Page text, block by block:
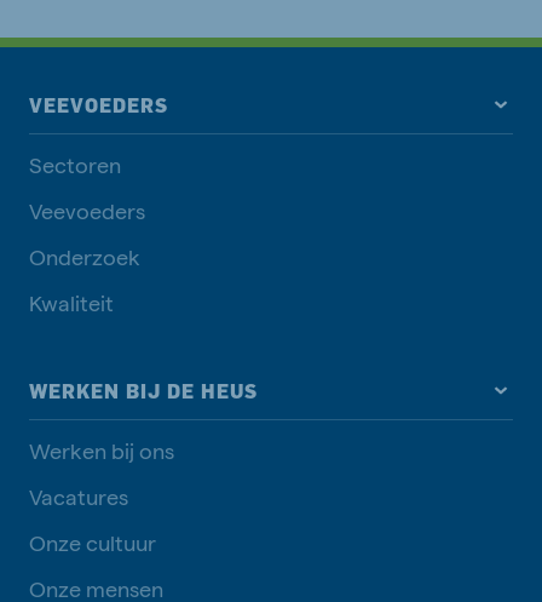
VEEVOEDERS
Sectoren
Veevoeders
Onderzoek
Kwaliteit
WERKEN BIJ DE HEUS
Werken bij ons
Vacatures
Onze cultuur
Onze mensen